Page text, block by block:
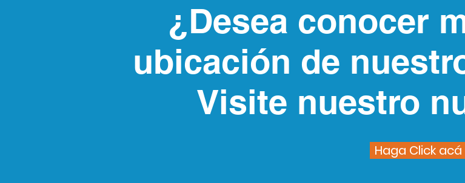
¿Desea conocer
ubicación de
Visite nuestro
Haga Click acá